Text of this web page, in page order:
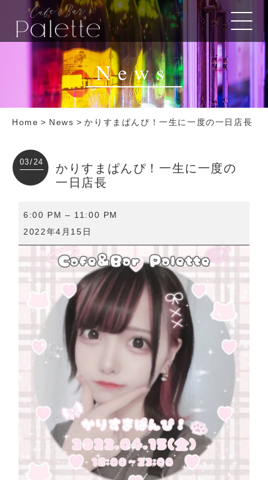
News
Home > News > かりすまぱんぴ！一生に一度の一日店長
03/24
かりすまぱんぴ！一生に一度の
一日店長
す
ぱ
ぴ！
店
6:00 PM – 11:00 PM
2022年4月15日